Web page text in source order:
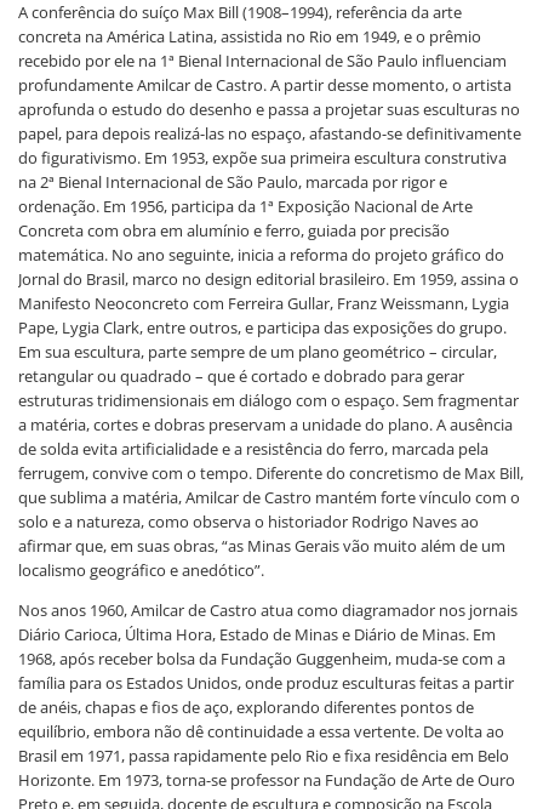
A conferência do suíço Max Bill (1908–1994), referência da arte
concreta na América Latina, assistida no Rio em 1949, e o prêmio
recebido por ele na 1ª Bienal Internacional de São Paulo influenciam
profundamente Amilcar de Castro. A partir desse momento, o artista
aprofunda o estudo do desenho e passa a projetar suas esculturas no
papel, para depois realizá-las no espaço, afastando-se definitivamente
do figurativismo. Em 1953, expõe sua primeira escultura construtiva
na 2ª Bienal Internacional de São Paulo, marcada por rigor e
ordenação. Em 1956, participa da 1ª Exposição Nacional de Arte
Concreta com obra em alumínio e ferro, guiada por precisão
matemática. No ano seguinte, inicia a reforma do projeto gráfico do
Jornal do Brasil, marco no design editorial brasileiro. Em 1959, assina o
Manifesto Neoconcreto com Ferreira Gullar, Franz Weissmann, Lygia
Pape, Lygia Clark, entre outros, e participa das exposições do grupo.
Em sua escultura, parte sempre de um plano geométrico – circular,
retangular ou quadrado – que é cortado e dobrado para gerar
estruturas tridimensionais em diálogo com o espaço. Sem fragmentar
a matéria, cortes e dobras preservam a unidade do plano. A ausência
de solda evita artificialidade e a resistência do ferro, marcada pela
ferrugem, convive com o tempo. Diferente do concretismo de Max Bill,
que sublima a matéria, Amilcar de Castro mantém forte vínculo com o
solo e a natureza, como observa o historiador Rodrigo Naves ao
afirmar que, em suas obras, “as Minas Gerais vão muito além de um
localismo geográfico e anedótico”.
Nos anos 1960, Amilcar de Castro atua como diagramador nos jornais
Diário Carioca, Última Hora, Estado de Minas e Diário de Minas. Em
1968, após receber bolsa da Fundação Guggenheim, muda-se com a
família para os Estados Unidos, onde produz esculturas feitas a partir
de anéis, chapas e fios de aço, explorando diferentes pontos de
equilíbrio, embora não dê continuidade a essa vertente. De volta ao
Brasil em 1971, passa rapidamente pelo Rio e fixa residência em Belo
Horizonte. Em 1973, torna-se professor na Fundação de Arte de Ouro
Preto e, em seguida, docente de escultura e composição na Escola